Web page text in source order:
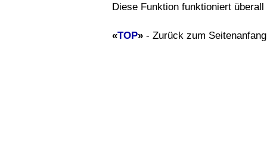
Diese Funktion funktioniert überall
«TOP» - Zurück zum Seitenanfang